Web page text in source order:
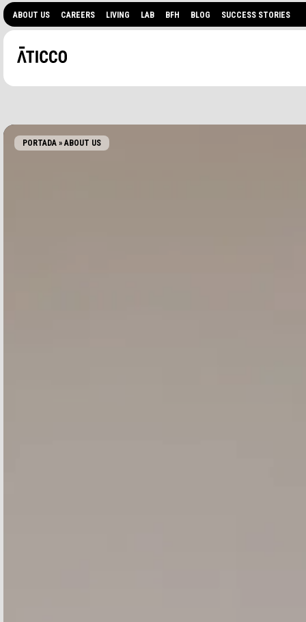
ABOUT US CAREERS LIVING LAB BFH BLOG SUCCESS STORIES
PORTADA » ABOUT US